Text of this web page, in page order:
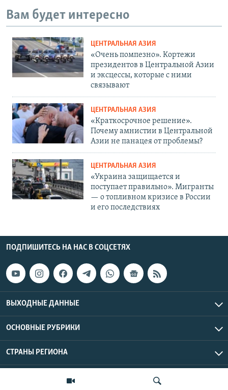
Вам будет интересно
ЦЕНТРАЛЬНАЯ АЗИЯ
«Очень помпезно». Кортежи
президентов в Центральной Азии
и эксцессы, которые с ними
связывают
ЦЕНТРАЛЬНАЯ АЗИЯ
«Краткосрочное решение».
Почему амнистии в Центральной
Азии не панацея от проблемы?
ЦЕНТРАЛЬНАЯ АЗИЯ
«Украина защищается и
поступает правильно». Мигранты
— о топливном кризисе в России
и его последствиях
ПОДПИШИТЕСЬ НА НАС В СОЦСЕТЯХ
ВЫХОДНЫЕ ДАННЫЕ
ОСНОВНЫЕ РУБРИКИ
СТРАНЫ РЕГИОНА
Азаттык Азия © 2026 RFE/RL, Inc. | Все права защищены.